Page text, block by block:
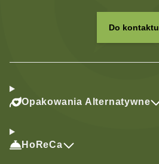
Do kontaktu
Opakowania Alternatywne
HoReCa